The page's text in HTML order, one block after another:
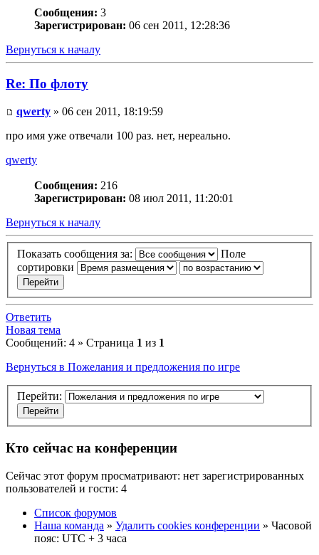
Сообщения: 3
Зарегистрирован: 06 сен 2011, 12:28:36
Вернуться к началу
Re: По флоту
qwerty » 06 сен 2011, 18:19:59
про имя уже отвечали 100 раз. нет, нереально.
qwerty
Сообщения: 216
Зарегистрирован: 08 июл 2011, 11:20:01
Вернуться к началу
Показать сообщения за:
Поле
сортировки
Ответить
Новая тема
Сообщений: 4 » Страница 1 из 1
Вернуться в Пожелания и предложения по игре
Перейти:
Кто сейчас на конференции
Сейчас этот форум просматривают: нет зарегистрированных
пользователей и гости: 4
Список форумов
Наша команда » Удалить cookies конференции » Часовой
пояс: UTC + 3 часа